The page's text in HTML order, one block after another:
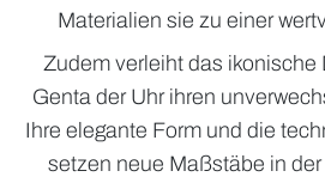
Materialien sie zu einer
Zudem verleiht das ikonische
Genta der Uhr ihren
Ihre elegante Form und die
setzen neue Maßstäbe in